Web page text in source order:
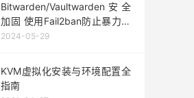
Bitwarden/Vaultwarden安全
加固 使用Fail2ban防止暴力破
解，自动拉黑封禁爆破者IP
2024-05-29
KVM虚拟化安装与环境配置全
指南